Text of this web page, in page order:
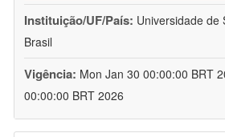
Instituição/UF/País: Universidade de
Brasil
Vigência: Mon Jan 30 00:00:00 BRT
00:00:00 BRT 2026